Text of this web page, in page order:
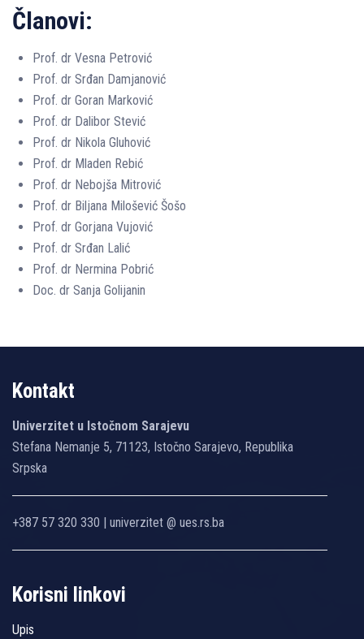
Članovi:
Prof. dr Vesna Petrović
Prof. dr Srđan Damjanović
Prof. dr Goran Marković
Prof. dr Dalibor Stević
Prof. dr Nikola Gluhović
Prof. dr Mladen Rebić
Prof. dr Nebojša Mitrović
Prof. dr Biljana Milošević Šošo
Prof. dr Gorjana Vujović
Prof. dr Srđan Lalić
Prof. dr Nermina Pobrić
Doc. dr Sanja Golijanin
Kontakt
Univerzitet u Istočnom Sarajevu
Stefana Nemanje 5, 71123, Istočno Sarajevo, Republika
Srpska
+387 57 320 330 | univerzitet @ ues.rs.ba
Korisni linkovi
Upis